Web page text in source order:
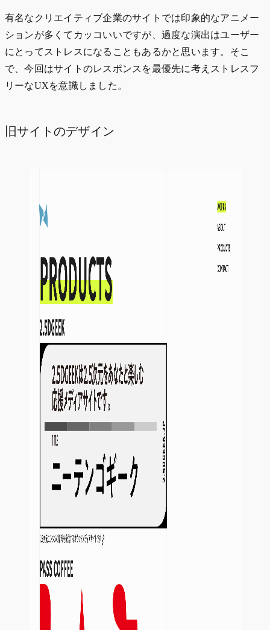
有名なクリエイティブ企業のサイトでは印象的なアニメー
ションが多くてカッコいいですが、過度な演出はユーザー
にとってストレスになることもあるかと思います。そこ
で、今回はサイトのレスポンスを最優先に考えストレスフ
リーなUXを意識しました。
旧サイトのデザイン